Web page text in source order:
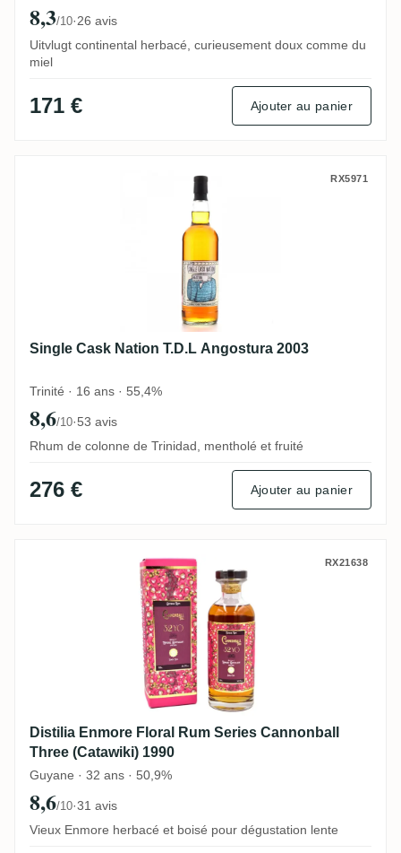
8,3/10·26 avis
Uitvlugt continental herbacé, curieusement doux comme du
miel
171 € Ajouter au panier
Single Cask Nation T.D.L Angostura 2003
RX5971
Single Cask Nation T.D.L Angostura 2003
Trinité · 16 ans · 55,4%
8,6/10·53 avis
Rhum de colonne de Trinidad, mentholé et fruité
276 € Ajouter au panier
Distilia Enmore Floral Rum SeriesRX21638
Distilia Enmore Floral Rum Series Cannonball
Three (Catawiki) 1990
Guyane · 32 ans · 50,9%
8,6/10·31 avis
Vieux Enmore herbacé et boisé pour dégustation lente